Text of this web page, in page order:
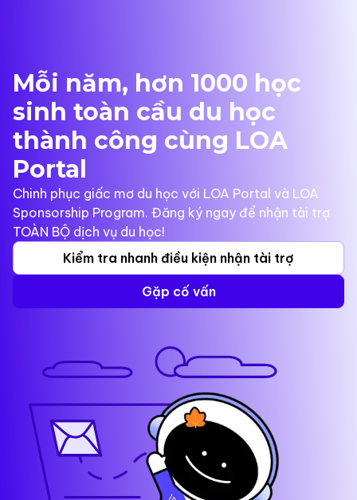
Mỗi năm, hơn 1000 học
sinh toàn cầu du học
thành công cùng LOA
Portal
Chinh phục giấc mơ du học với LOA Portal và LOA
Sponsorship Program. Đăng ký ngay để nhận tài trợ
TOÀN BỘ dịch vụ du học!
Kiểm tra nhanh điều kiện nhận tài trợ
Gặp cố vấn